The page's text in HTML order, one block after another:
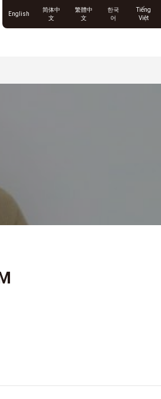
English
简体中
文
繁體中
文
한국
어
Tiếng
Việt